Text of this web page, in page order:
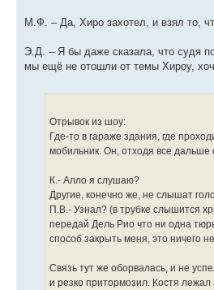
М.Ф. – Да, Хиро захотел, и взял то,
Э.Д. – Я бы даже сказала, что судя
мы ещё не отошли от темы Хироу,
Отрывок из шоу:
Где-то в гараже здания, где
мобильник. Он, отходя все дальше
К.- Алло я слушаю?
Другие, конечно же, не слышат
П.В.- Узнал? (в трубке слышится
передай Дель Рио что ни одна
способ закрыть меня, это ничего
Связь тут же оборвалась, и не
и резко притормозил. Костя